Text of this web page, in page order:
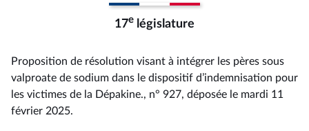
17e législature
Proposition de résolution visant à intégrer les pères sous
valproate de sodium dans le dispositif d’indemnisation pour
les victimes de la Dépakine., n° 927, déposée le mardi 11
février 2025.